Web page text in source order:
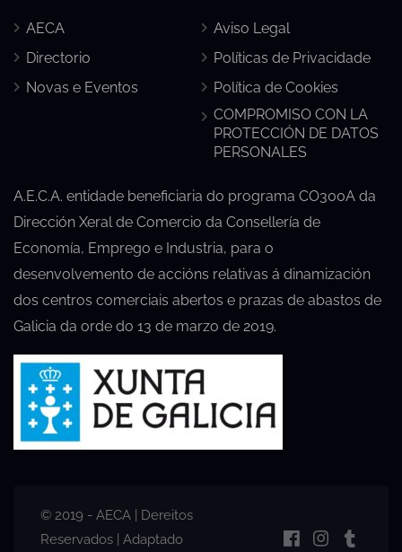
AECA
Directorio
Novas e Eventos
Aviso Legal
Políticas de Privacidade
Política de Cookies
COMPROMISO CON LA
PROTECCIÓN DE DATOS
PERSONALES
A.E.C.A. entidade beneficiaria do programa CO300A da
Dirección Xeral de Comercio da Consellería de
Economía, Emprego e Industria, para o
desenvolvemento de accións relativas á dinamización
dos centros comerciais abertos e prazas de abastos de
Galicia da orde do 13 de marzo de 2019.
© 2019 - AECA | Dereitos
Reservados | Adaptado